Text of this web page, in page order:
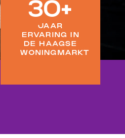
30+
JAAR
ERVARING IN
DE HAAGSE
WONINGMARKT